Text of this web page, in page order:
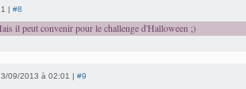
| #8
il peut convenir pour le challenge d'Halloween ;)
09/2013 à 02:01 | #9